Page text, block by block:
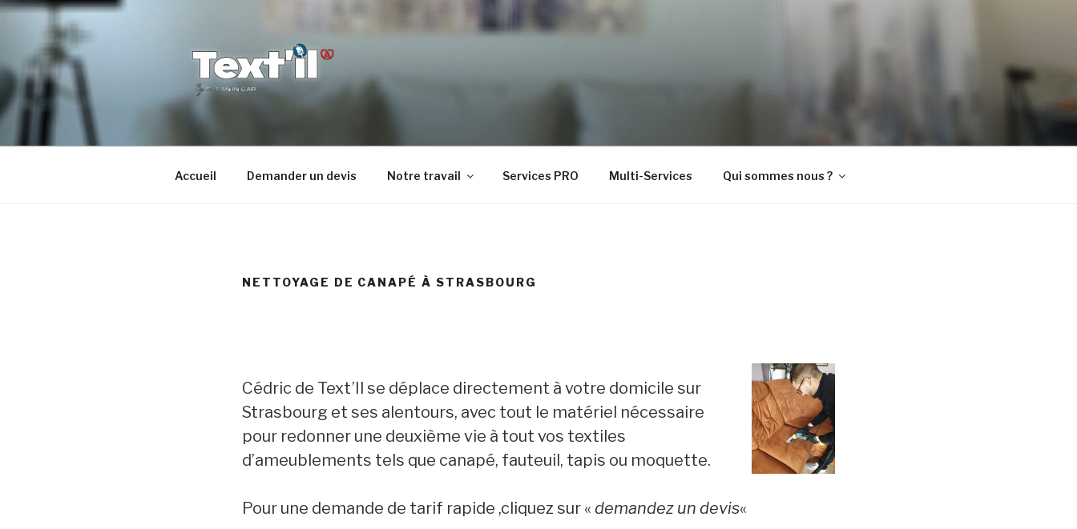
Aller
contenu
principal
TEX'TIL
Le nettoyage de canapé haut de gamme
Accueil Demander un devis Notre travail Services PRO Multi-Services Qui sommes nous ?
NETTOYAGE DE CANAPÉ À STRASBOURG
Cédric de Text’Il se déplace directement à votre domicile sur
Strasbourg et ses alentours, avec tout le matériel nécessaire
pour redonner une deuxième vie à tout vos textiles
d’ameublements tels que canapé, fauteuil, tapis ou moquette.
Pour une demande de tarif rapide ,cliquez sur « demandez un devis«